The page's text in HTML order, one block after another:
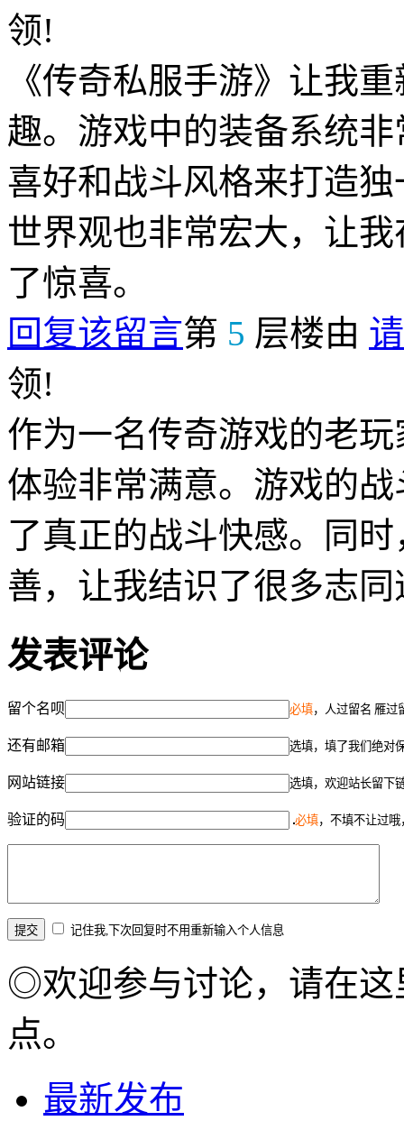
领!
《传奇私服手游》让我
趣。游戏中的装备系统
喜好和战斗风格来打造
世界观也非常宏大，让
了惊喜。
回复该留言第 5 层楼由
领!
作为一名传奇游戏的老
体验非常满意。游戏的
了真正的战斗快感。同
善，让我结识了很多志
发表评论
留个名呗 必填，人过留名 雁过
还有邮箱 选填，填了我们绝对
网站链接 选填，欢迎站长留下
验证的码 必填，不填不让过
记住我,下次回复时不用重新输入个人信息
◎欢迎参与讨论，请在这
点。
最新发布